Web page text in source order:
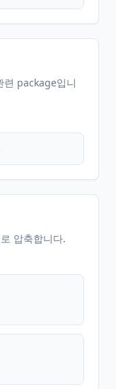
련 package입니
압축합니다.